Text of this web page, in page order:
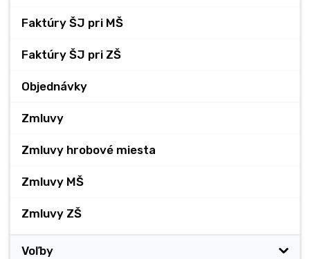
Faktúry ŠJ pri MŠ
Faktúry ŠJ pri ZŠ
Objednávky
Zmluvy
Zmluvy hrobové miesta
Zmluvy MŠ
Zmluvy ZŠ
Voľby